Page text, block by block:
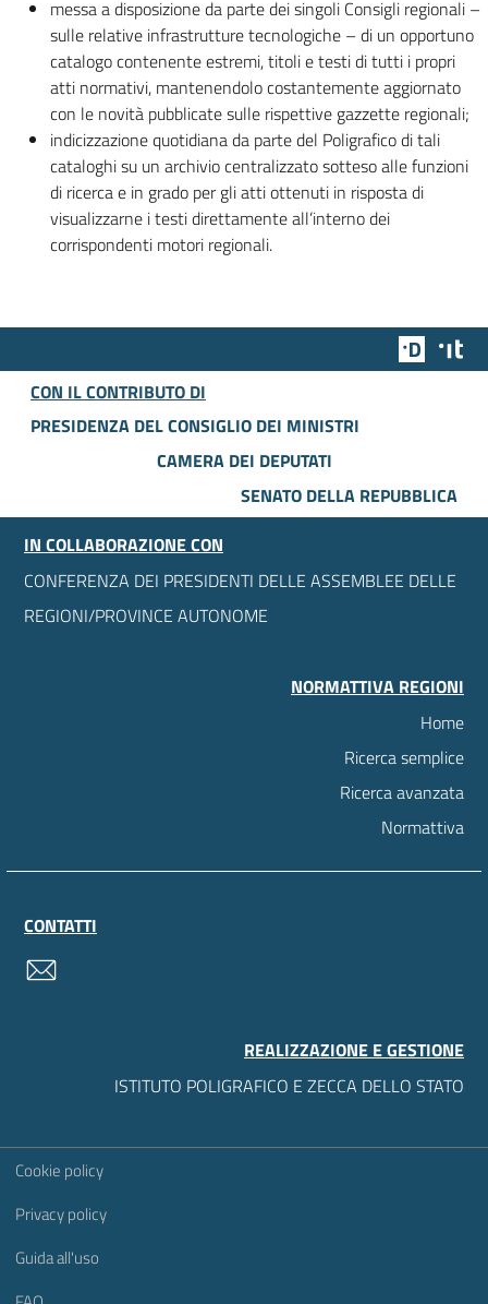
messa a disposizione da parte dei singoli Consigli regionali –
sulle relative infrastrutture tecnologiche – di un opportuno
catalogo contenente estremi, titoli e testi di tutti i propri
atti normativi, mantenendolo costantemente aggiornato
con le novità pubblicate sulle rispettive gazzette regionali;
indicizzazione quotidiana da parte del Poligrafico di tali
cataloghi su un archivio centralizzato sotteso alle funzioni
di ricerca e in grado per gli atti ottenuti in risposta di
visualizzarne i testi direttamente all’interno dei
corrispondenti motori regionali.
Team
CON IL CONTRIBUTO DI
PRESIDENZA DEL CONSIGLIO DEI MINISTRI
CAMERA DEI DEPUTATI
SENATO DELLA REPUBBLICA
IN COLLABORAZIONE CON
CONFERENZA DEI PRESIDENTI DELLE ASSEMBLEE DELLE
REGIONI/PROVINCE AUTONOME
NORMATTIVA REGIONI
Home
Ricerca semplice
Ricerca avanzata
Normattiva
CONTATTI
REALIZZAZIONE E GESTIONE
ISTITUTO POLIGRAFICO E ZECCA DELLO STATO
Sezione Link Utili
Cookie policy
Privacy policy
Guida all'uso